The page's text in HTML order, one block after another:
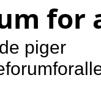
for
piger